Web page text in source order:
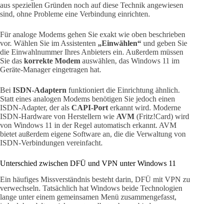
aus speziellen Gründen noch auf diese Technik angewiesen
sind, ohne Probleme eine Verbindung einrichten.
Für analoge Modems gehen Sie exakt wie oben beschrieben
vor. Wählen Sie im Assistenten „Einwählen“ und geben Sie
die Einwahlnummer Ihres Anbieters ein. Außerdem müssen
Sie das korrekte Modem auswählen, das Windows 11 im
Geräte-Manager eingetragen hat.
Bei ISDN-Adaptern funktioniert die Einrichtung ähnlich.
Statt eines analogen Modems benötigen Sie jedoch einen
ISDN-Adapter, der als CAPI-Port erkannt wird. Moderne
ISDN-Hardware von Herstellern wie AVM (Fritz!Card) wird
von Windows 11 in der Regel automatisch erkannt. AVM
bietet außerdem eigene Software an, die die Verwaltung von
ISDN-Verbindungen vereinfacht.
Unterschied zwischen DFÜ und VPN unter Windows 11
Ein häufiges Missverständnis besteht darin, DFÜ mit VPN zu
verwechseln. Tatsächlich hat Windows beide Technologien
lange unter einem gemeinsamen Menü zusammengefasst,